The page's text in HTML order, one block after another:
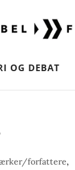
OG DEBAT
forfattere,